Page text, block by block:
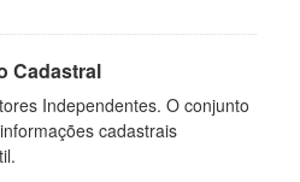
Cadastral
Independentes. O conjunto
cadastrais